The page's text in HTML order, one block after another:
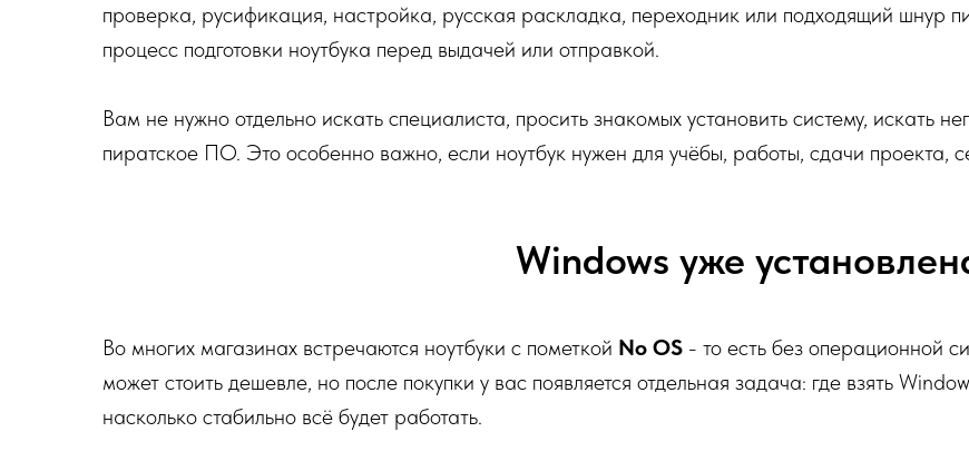
проверка, русификация, настройка, русская раскладка, переходник или подходящий шнур
процесс подготовки ноутбука перед выдачей или отправкой.
Вам не нужно отдельно искать специалиста, просить знакомых установить систему, искать
пиратское ПО. Это особенно важно, если ноутбук нужен для учёбы, работы, сдачи проекта,
Windows уже
Во многих магазинах встречаются ноутбуки с пометкой No OS - то есть без операционной
может стоить дешевле, но после покупки у вас появляется отдельная задача: где взять
насколько стабильно всё будет работать.